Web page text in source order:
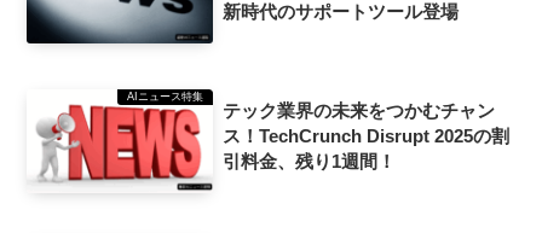
新時代のサポートツール登場
AIニュース特集
テック業界の未来をつかむチャン
ス！TechCrunch Disrupt 2025の割
引料金、残り1週間！